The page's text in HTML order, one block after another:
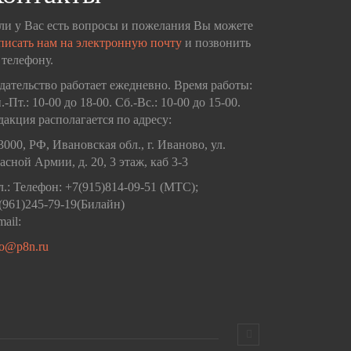
у Вас есть вопросы и пожелания Вы можете
нам на электронную почту и позвонить
работает ежедневно. Время работы:
Пт.: 10-00 до 18-00. Сб.-Вс.: 10-00 до 15-00.
располагается по адресу:
РФ, Ивановская обл., г. Иваново, ул.
Армии, д. 20, 3 этаж, каб 3-3
Телефон: +7(915)814-09-51 (МТС);
79-19(Билайн)